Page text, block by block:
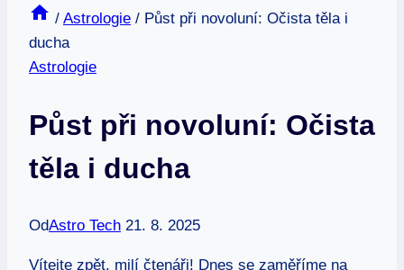
/ Astrologie / Půst při novoluní: Očista těla i
ducha
Astrologie
Půst při novoluní: Očista
těla i ducha
OdAstro Tech 21. 8. 2025
Vítejte zpět, milí čtenáři! Dnes se zaměříme na